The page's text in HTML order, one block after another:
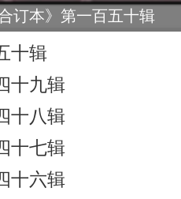
订本》第一百五十辑
十辑
十九辑
十八辑
十七辑
十六辑